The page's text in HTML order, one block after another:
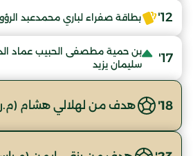
12' بطاقة صفراء لباري محمدعبد
17'
بن حمية مطصفى الحبيب عماد
سليمان يزيد
18' هدف من لهلالي هشام